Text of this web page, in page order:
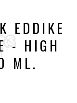
EDDIKE
- HIGH
ML.